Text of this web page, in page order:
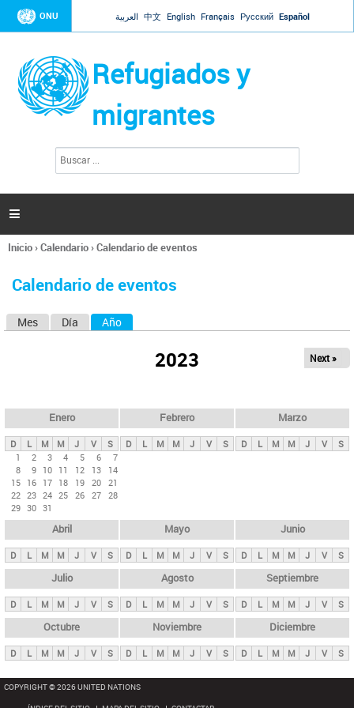
Jump to navigation
ONU العربية 中文 English Français Русский Español
Refugiados y
migrantes
l
d
s

Se
usted
Inicio›Calendario›Calendario de eventos
Calendario de eventos
s
p
n
i
p
a
l
s
Mes Día Año
2023 Next »
Enero
D L M M J V
S
1
2 3 4 5 6
7
8
9 10 11 12 13
14
15 16 17 18 19 20 21
22 23 24 25 26 27 28
29 30 31
Febrero
D L M M J V S
Marzo
D L M M J V S
Abril
D L M M J V S
Mayo
D L M M J V S
Junio
D L M M J V S
Julio
D L M M J V S
Agosto
D L M M J V S
Septiembre
D L M M J V S
Octubre
D L M M J V S
Noviembre
D L M M J V S
Diciembre
D L M M J V S
COPYRIGHT © 2026 UNITED NATIONS